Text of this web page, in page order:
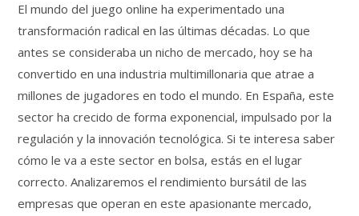
El mundo del juego online ha experimentado una
transformación radical en las últimas décadas. Lo que
antes se consideraba un nicho de mercado, hoy se ha
convertido en una industria multimillonaria que atrae a
millones de jugadores en todo el mundo. En España, este
sector ha crecido de forma exponencial, impulsado por la
regulación y la innovación tecnológica. Si te interesa saber
cómo le va a este sector en bolsa, estás en el lugar
correcto. Analizaremos el rendimiento bursátil de las
empresas que operan en este apasionante mercado,